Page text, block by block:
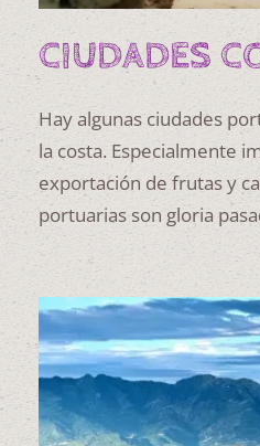
CIUDADES
Hay algunas ciudades
la costa. Especialmente
exportación de frutas y
portuarias son gloria